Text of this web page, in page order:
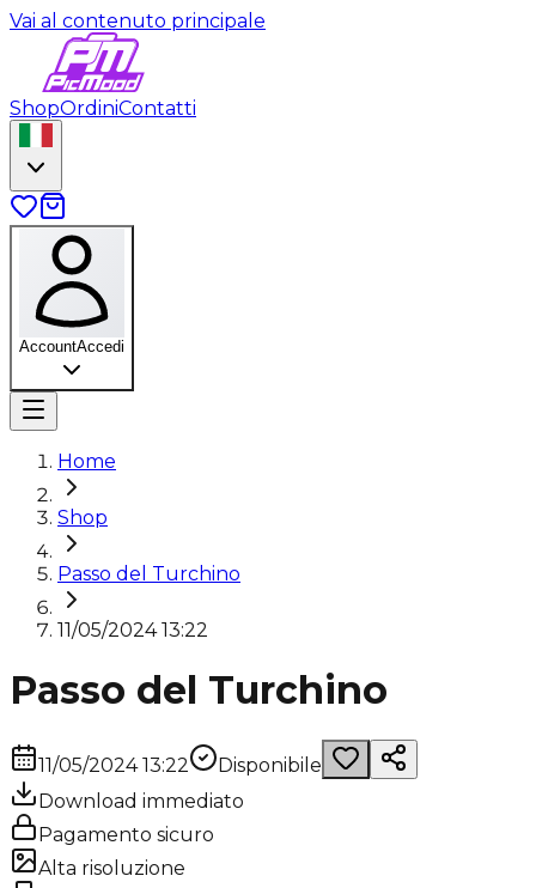
Vai al contenuto principale
ShopOrdiniContatti
AccountAccedi
Home
Shop
Passo del Turchino
11/05/2024 13:22
Passo del Turchino
11/05/2024 13:22
Disponibile
Download immediato
Pagamento sicuro
Alta risoluzione